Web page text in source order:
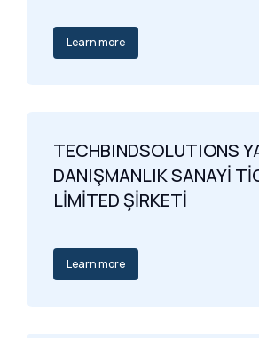
Learn more
TECHBINDSOLUTIONS
DANIŞMANLIK SANAYİ
LİMİTED ŞİRKETİ
Learn more